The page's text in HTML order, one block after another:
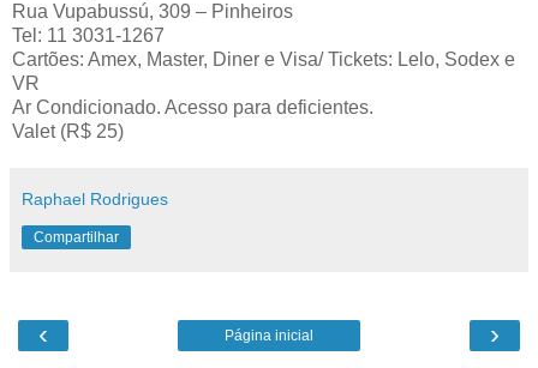
Rua Vupabussú, 309 – Pinheiros
Tel: 11 3031-1267
Cartões: Amex, Master, Diner e Visa/ Tickets: Lelo, Sodex e
VR
Ar Condicionado. Acesso para deficientes.
Valet (R$ 25)
Raphael Rodrigues
Compartilhar
‹ ›
Página inicial